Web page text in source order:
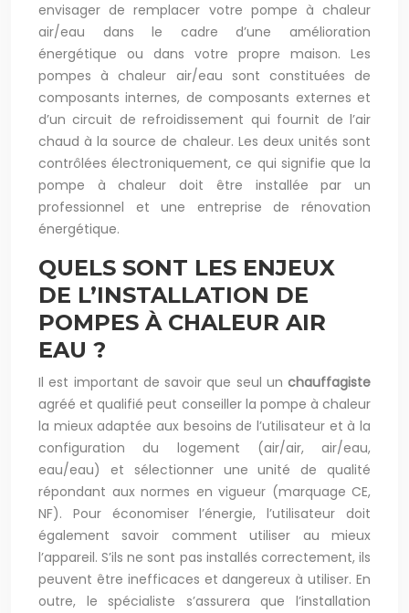
envisager de remplacer votre pompe à chaleur
air/eau dans le cadre d’une amélioration
énergétique ou dans votre propre maison. Les
pompes à chaleur air/eau sont constituées de
composants internes, de composants externes et
d’un circuit de refroidissement qui fournit de l’air
chaud à la source de chaleur. Les deux unités sont
contrôlées électroniquement, ce qui signifie que la
pompe à chaleur doit être installée par un
professionnel et une entreprise de rénovation
énergétique.
QUELS SONT LES ENJEUX
DE L’INSTALLATION DE
POMPES À CHALEUR AIR
EAU ?
Il est important de savoir que seul un chauffagiste
agréé et qualifié peut conseiller la pompe à chaleur
la mieux adaptée aux besoins de l’utilisateur et à la
configuration du logement (air/air, air/eau,
eau/eau) et sélectionner une unité de qualité
répondant aux normes en vigueur (marquage CE,
NF). Pour économiser l’énergie, l’utilisateur doit
également savoir comment utiliser au mieux
l’appareil. S’ils ne sont pas installés correctement, ils
peuvent être inefficaces et dangereux à utiliser. En
outre, le spécialiste s’assurera que l’installation